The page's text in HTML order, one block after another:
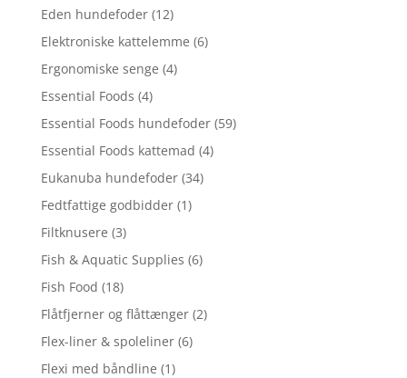
Eden hundefoder (12)
Elektroniske kattelemme (6)
Ergonomiske senge (4)
Essential Foods (4)
Essential Foods hundefoder (59)
Essential Foods kattemad (4)
Eukanuba hundefoder (34)
Fedtfattige godbidder (1)
Filtknusere (3)
Fish & Aquatic Supplies (6)
Fish Food (18)
Flåtfjerner og flåttænger (2)
Flex-liner & spoleliner (6)
Flexi med båndline (1)